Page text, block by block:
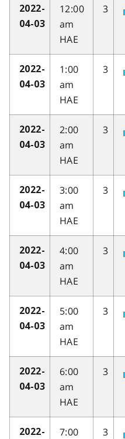
2022-
04-03
12:00
am
HAE
3
2022-
04-03
1:00
am
HAE
3
2022-
04-03
2:00
am
HAE
3
2022-
04-03
3:00
am
HAE
3
2022-
04-03
4:00
am
HAE
3
2022-
04-03
5:00
am
HAE
3
2022-
04-03
6:00
am
HAE
3
2022-
7:00
3